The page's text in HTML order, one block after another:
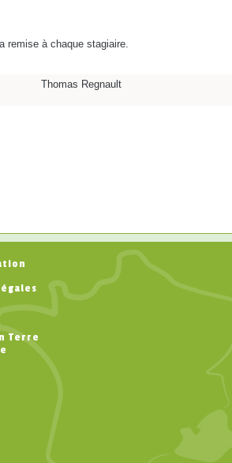
remise à chaque stagiaire.
Thomas Regnault
Terre